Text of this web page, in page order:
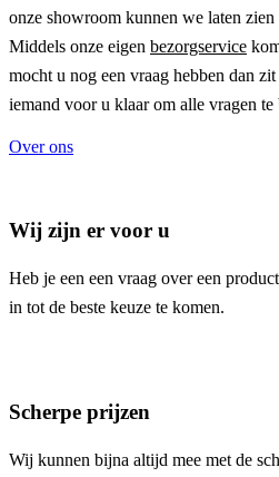
onze showroom kunnen we laten
Middels onze eigen bezorgservice
mocht u nog een vraag hebben dan
iemand voor u klaar om alle vragen te
Over ons
Wij zijn er voor u
Heb je een een vraag over een
in tot de beste keuze te komen.
Scherpe prijzen
Wij kunnen bijna altijd mee met de